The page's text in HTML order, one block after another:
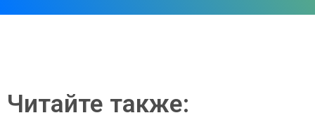
Читайте также: